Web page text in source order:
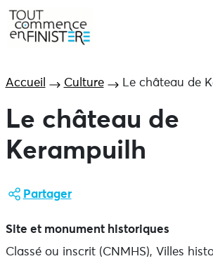
Accueil Culture Le château de
Le château de
Kerampuilh
Partager
Site et monument historiques
Classé ou inscrit (CNMHS), Villes